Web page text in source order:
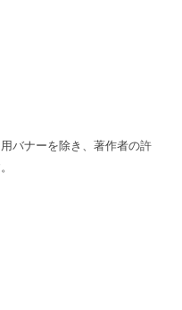
バナーを除き、著作者の許